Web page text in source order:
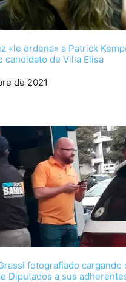
«le ordena» a Patrick
candidato de Villa Elisa
de 2021
fotografiado cargando
Diputados a sus